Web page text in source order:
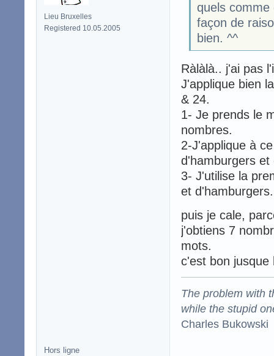
Lieu Bruxelles
Registered 10.05.2005
quels
façon de
bien. ^^
Ràlàlà.. j'ai pas
J'applique bien
& 24.
1- Je prends le
nombres.
2-J'applique à
d'hamburgers
3- J'utilise la
et d'hamburgers.
puis je cale,
j'obtiens 7
mots.
c'est bon jusque
The problem with
while the stupid
Charles Bukowski
Hors ligne